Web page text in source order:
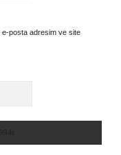
e-posta adresim ve site